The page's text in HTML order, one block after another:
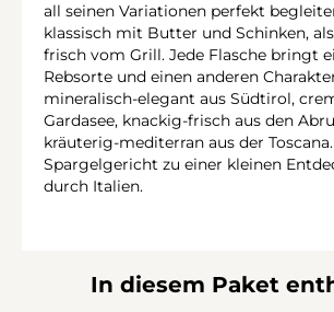
all seinen Variationen perfekt
klassisch mit Butter und Schinken,
frisch vom Grill. Jede Flasche bringt
Rebsorte und einen anderen
mineralisch-elegant aus Südtirol,
Gardasee, knackig-frisch aus den
kräuterig-mediterran aus der
Spargelgericht zu einer kleinen
durch Italien.
In diesem Paket